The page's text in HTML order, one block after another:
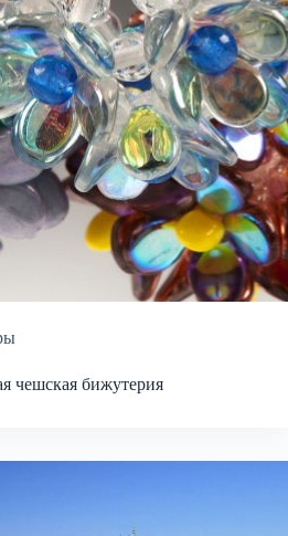
чешская бижутерия